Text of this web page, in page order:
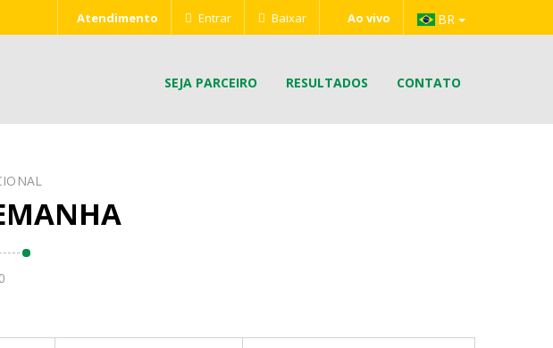
Acerte nos palpites e ganhe prêmios.
Atendimento Entrar Baixar Ao vivo BR
SEJA PARCEIRO RESULTADOS CONTATO